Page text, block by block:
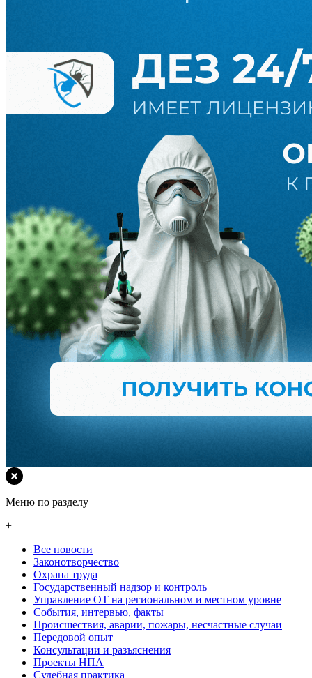
Меню по разделу
+
Все новости
Законотворчество
Охрана труда
Государственный надзор и контроль
Управление ОТ на региональном и местном уровне
События, интервью, факты
Происшествия, аварии, пожары, несчастные случаи
Передовой опыт
Консультации и разъяснения
Проекты НПА
Судебная практика